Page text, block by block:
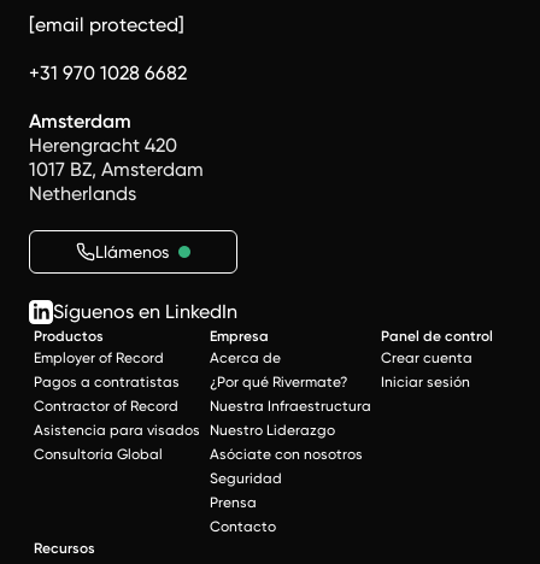
[email protected]
+31 970 1028 6682
Amsterdam
Herengracht 420
1017 BZ, Amsterdam
Netherlands
Llámenos
Síguenos en LinkedIn
Productos
Employer of Record
Pagos a contratistas
Contractor of Record
Asistencia para visados
Consultoría Global
Empresa
Acerca de
¿Por qué Rivermate?
Nuestra Infraestructura
Nuestro Liderazgo
Asóciate con nosotros
Seguridad
Prensa
Contacto
Panel de control
Crear cuenta
Iniciar sesión
Recursos